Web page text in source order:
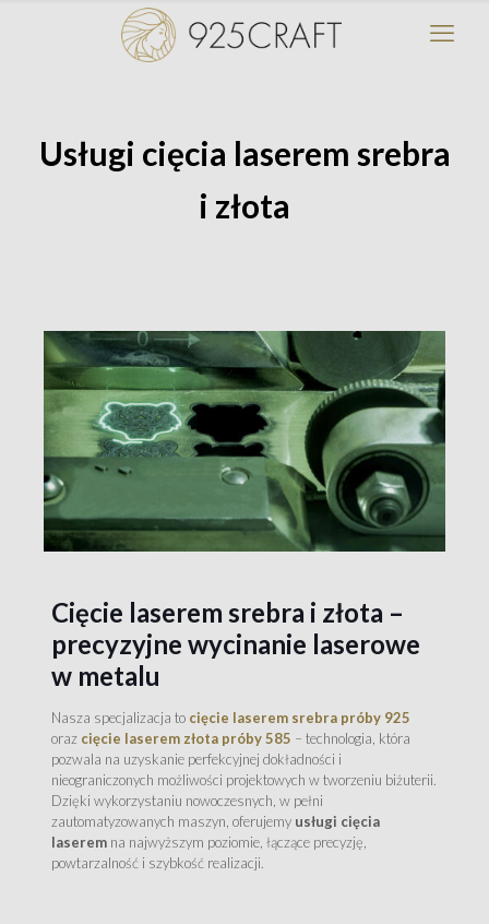
Usługi cięcia laserem srebra
i złota
Cięcie laserem srebra i złota –
precyzyjne wycinanie laserowe
w metalu
Nasza specjalizacja to cięcie laserem srebra próby 925
oraz cięcie laserem złota próby 585 – technologia, która
pozwala na uzyskanie perfekcyjnej dokładności i
nieograniczonych możliwości projektowych w tworzeniu biżuterii.
Dzięki wykorzystaniu nowoczesnych, w pełni
zautomatyzowanych maszyn, oferujemy usługi cięcia
laserem na najwyższym poziomie, łączące precyzję,
powtarzalność i szybkość realizacji.